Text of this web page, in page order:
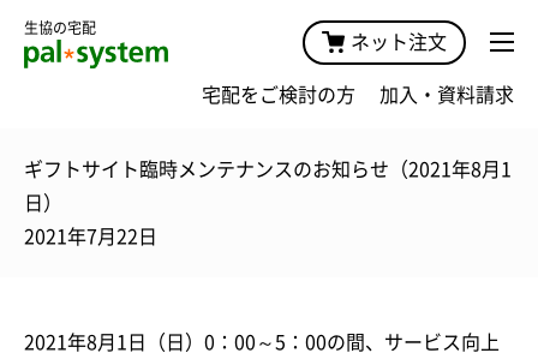
生協の宅配
ネット注文
宅配をご検討の方 加入・資料請求
ギフトサイト臨時メンテナンスのお知らせ（2021年8月1
日）
2021年7月22日
2021年8月1日（日）0：00～5：00の間、サービス向上